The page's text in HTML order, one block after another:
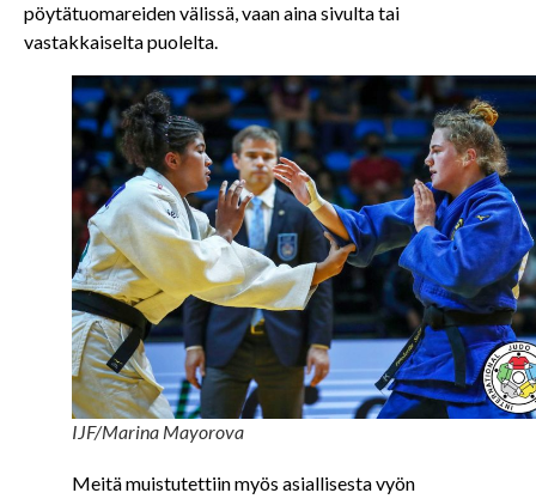
pöytätuomareiden välissä, vaan aina sivulta tai
vastakkaiselta puolelta.
IJF/Marina Mayorova
Meitä muistutettiin myös asiallisesta vyön